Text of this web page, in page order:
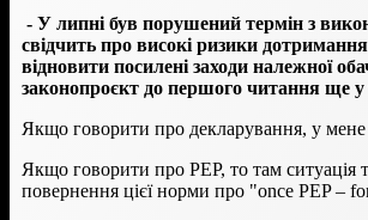
- У липні був порушений термін з
свідчить про високі ризики
відновити посилені заходи належної
законопроєкт до першого читання ще
Якщо говорити про декларування, у мене
Якщо говорити про PEP, то там ситуація
повернення цієї норми про "once PEP –